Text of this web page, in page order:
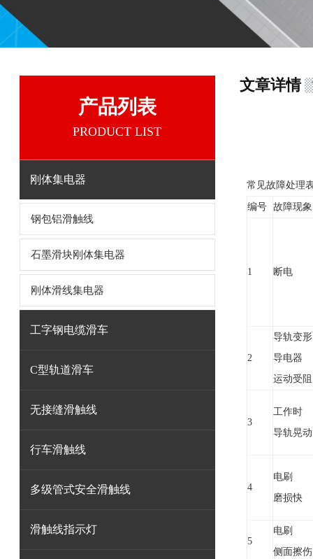
产品列表
PRODUCT LIST
刚体集电器
钢包铝滑触线
石墨滑块刚体集电器
刚体滑线集电器
工字钢电缆滑车
C型轨道滑车
无接缝滑触线
行车滑触线
多级管式安全滑触线
滑触线指示灯
文章详情
常见故障处理
编号 故障现象
1 断电
2
导轨变形
导电器
运动受阻
3
工作时
导轨晃
4
电刷
磨损快
5
电刷
侧面擦伤